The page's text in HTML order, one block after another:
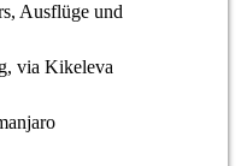
Ausflüge und
via Kikeleva